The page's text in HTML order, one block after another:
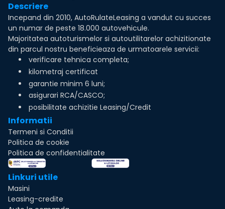
Descriere
Incepand din 2010, AutoRulateLeasing a vandut cu succes
un numar de peste 18.000 autovehicule.
Majoritatea autoturismelor si autoutilitarelor achizitionate
din parcul nostru beneficieaza de urmatoarele servicii:
verificare tehnica completa;
kilometraj certificat
garantie minim 6 luni;
asigurari RCA/CASCO;
posibilitate achizitie Leasing/Credit
Informatii
Termeni si Conditii
Politica de cookie
Politica de confidentialitate
Linkuri utile
Masini
Leasing-credite